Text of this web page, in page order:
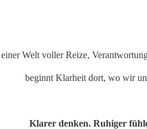
Welt voller Reize,
beginnt Klarheit dort, wo wir
Klarer denken. Ruhiger